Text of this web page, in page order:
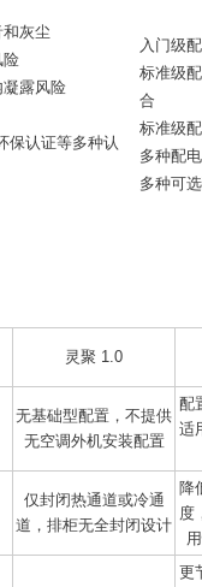
灰尘
险
露风险
保认证等多种认
入门级
标准级
合
标准级
多种配
多种可
灵聚 1.0
无基础型配置，不提供
无空调外机安装配置
配
适
仅封闭热通道或冷通
道，排柜无全封闭设计
降
度
更